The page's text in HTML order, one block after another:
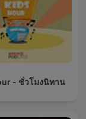
- ชั่วโมงนิทาน